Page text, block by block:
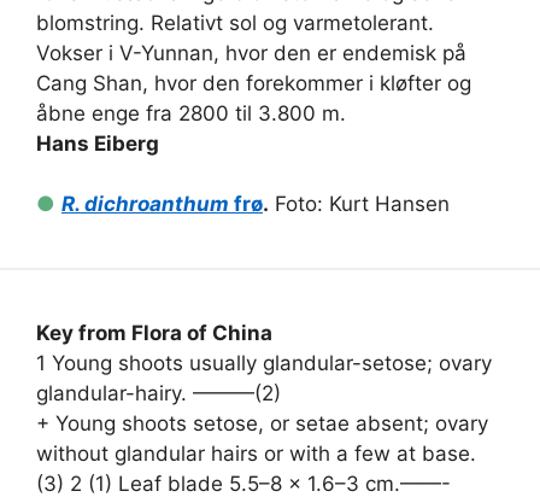
blomstring. Relativt sol og varmetolerant.
Vokser i V-Yunnan, hvor den er endemisk på
Cang Shan, hvor den forekommer i kløfter og
åbne enge fra 2800 til 3.800 m.
Hans Eiberg
● R. dichroanthum frø. Foto: Kurt Hansen
Key from Flora of China
1 Young shoots usually glandular-setose; ovary
glandular-hairy. ———(2)
+ Young shoots setose, or setae absent; ovary
without glandular hairs or with a few at base.
(3) 2 (1) Leaf blade 5.5–8 × 1.6–3 cm.——-